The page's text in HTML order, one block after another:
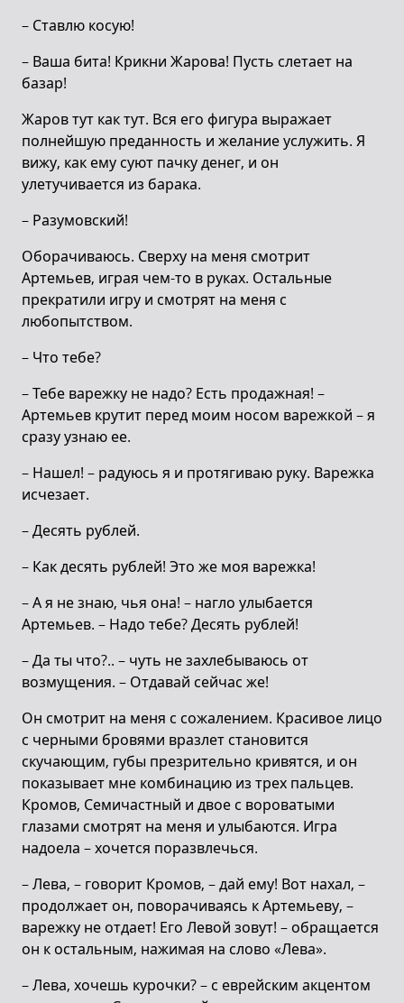
– Ставлю косую!
– Ваша бита! Крикни Жарова! Пусть слетает на
базар!
Жаров тут как тут. Вся его фигура выражает
полнейшую преданность и желание услужить. Я
вижу, как ему суют пачку денег, и он
улетучивается из барака.
– Разумовский!
Оборачиваюсь. Сверху на меня смотрит
Артемьев, играя чем-то в руках. Остальные
прекратили игру и смотрят на меня с
любопытством.
– Что тебе?
– Тебе варежку не надо? Есть продажная! –
Артемьев крутит перед моим носом варежкой – я
сразу узнаю ее.
– Нашел! – радуюсь я и протягиваю руку. Варежка
исчезает.
– Десять рублей.
– Как десять рублей! Это же моя варежка!
– А я не знаю, чья она! – нагло улыбается
Артемьев. – Надо тебе? Десять рублей!
– Да ты что?.. – чуть не захлебываюсь от
возмущения. – Отдавай сейчас же!
Он смотрит на меня с сожалением. Красивое лицо
с черными бровями вразлет становится
скучающим, губы презрительно кривятся, и он
показывает мне комбинацию из трех пальцев.
Кромов, Семичастный и двое с вороватыми
глазами смотрят на меня и улыбаются. Игра
надоела – хочется поразвлечься.
– Лева, – говорит Кромов, – дай ему! Вот нахал, –
продолжает он, поворачиваясь к Артемьеву, –
варежку не отдает! Его Левой зовут! – обращается
он к остальным, нажимая на слово «Лева».
– Лева, хочешь курочки? – с еврейским акцентом